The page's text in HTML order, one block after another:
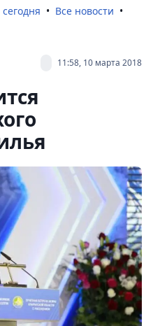
Все новости
11:58, 10 марта 2018